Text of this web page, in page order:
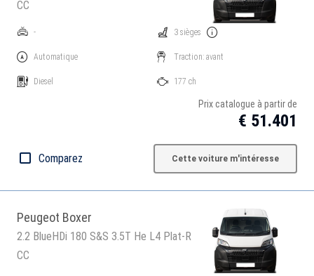
CC
-
Automatique
Diesel
3 sièges
Traction: avant
177 ch
Prix catalogue à partir de
€ 51.401
Comparez Cette voiture m'intéresse
Peugeot Boxer
2.2 BlueHDi 180 S&S 3.5T He L4 Plat-R
CC